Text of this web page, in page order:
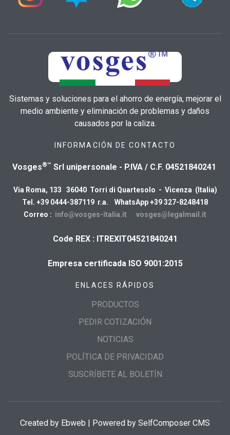
Sistemas y soluciones para el ahorro de energía, mejorar el
medio ambiente y eliminación de problemas y daños
causados por la caliza.
INFORMACIÓN DE CONTACTO
Vosges®™ Srl unipersonale - P.IVA / C.F. 04521840241
Via Roma, 133 36040 Torri di Quartesolo - Vicenza (Italia)
Tel. +39 0444-387119 r.a. WhatsApp +39 327-8248418
Correo : info@vosges-italia.it vosges@legalmail.it
Code REX : ITREXIT04521840241
Empresa certificada ISO 9001:2015
ENLACES RÁPIDOS
PRODUCTOS
PEDIR COTIZACIÓN
NOTICIAS
POLÍTICA DE PRIVACIDAD
SUSCRÍBETE AL BOLETÍN
Created by Ebweb | Powered by SelfComposer CMS